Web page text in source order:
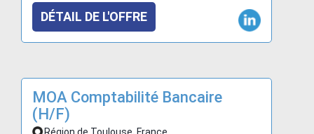
DÉTAIL DE L'OFFRE
MOA Comptabilité Bancaire
(H/F)